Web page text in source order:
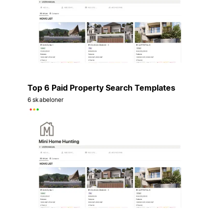
Top 6 Paid Property Search Templates
6 skabeloner